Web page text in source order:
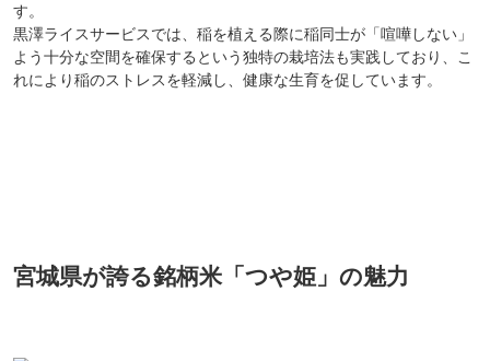
す。
黒澤ライスサービスでは、稲を植える際に稲同士が「喧嘩しない」
よう十分な空間を確保するという独特の栽培法も実践しており、こ
れにより稲のストレスを軽減し、健康な生育を促しています。
宮城県が誇る銘柄米「つや姫」の魅力